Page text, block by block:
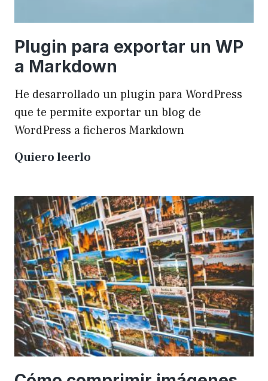
Plugin para exportar un WP
a Markdown
He desarrollado un plugin para WordPress
que te permite exportar un blog de
WordPress a ficheros Markdown
Quiero leerlo
exportar
un
WP
a
Markdown